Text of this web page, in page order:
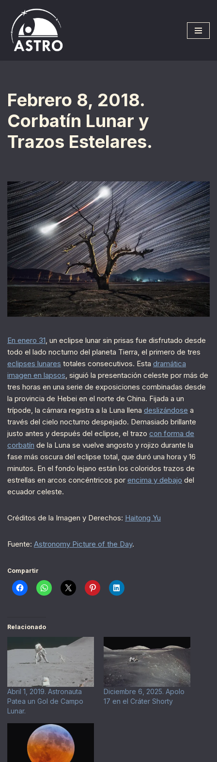
Saltar
al
contenido
Febrero 8, 2018.
Corbatín Lunar y
Trazos Estelares.
En enero 31, un eclipse lunar sin prisas fue disfrutado desde
todo el lado nocturno del planeta Tierra, el primero de tres
eclipses lunares totales consecutivos. Esta dramática
imagen en lapsos, siguió la presentación celeste por más de
tres horas en una serie de exposiciones combinadas desde
la provincia de Hebei en el norte de China. Fijada a un
trípode, la cámara registra a la Luna llena deslizándose a
través del cielo nocturno despejado. Demasiado brillante
justo antes y después del eclipse, el trazo con forma de
corbatín de la Luna se vuelve angosto y rojizo durante la
fase más oscura del eclipse total, que duró una hora y 16
minutos. En el fondo lejano están los coloridos trazos de
estrellas en arcos concéntricos por encima y debajo del
ecuador celeste.
Créditos de la Imagen y Derechos: Haitong Yu
Fuente: Astronomy Picture of the Day.
Compartir
Relacionado
Abril 1, 2019. Astronauta
Patea un Gol de Campo
Lunar.
Diciembre 6, 2025. Apolo
17 en el Cráter Shorty